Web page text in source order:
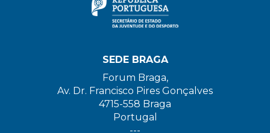
SEDE BRAGA
Forum Braga,
Av. Dr. Francisco Pires Gonçalves
4715-558 Braga
Portugal
---